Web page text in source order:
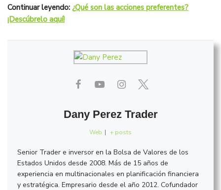
Continuar leyendo: ¿Qué son las acciones preferentes?
¡Descúbrelo aquí!
Dany Perez Trader
Web | + posts
Senior Trader e inversor en la Bolsa de Valores de los
Estados Unidos desde 2008. Más de 15 años de
experiencia en multinacionales en planificación financiera
y estratégica. Empresario desde el año 2012. Cofundador